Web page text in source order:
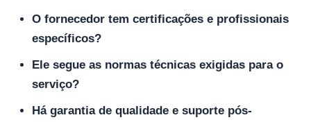
O fornecedor tem certificações e profissionais
específicos?
Ele segue as normas técnicas exigidas para o
serviço?
Há garantia de qualidade e suporte pós-